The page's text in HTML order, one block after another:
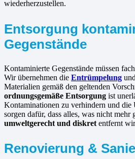
wiederherzustellen.
Entsorgung
Gegenstände
Kontaminierte Gegenstände müssen
Wir übernehmen die Entrümpelung
Materialien gemäß den geltenden
ordnungsgemäße Entsorgung ist
Kontaminationen zu verhindern und
sorgen dafür, dass alles, was nicht mehr
umweltgerecht und diskret entfernt
Renovierung &